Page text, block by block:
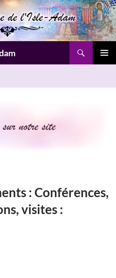
:Conférences,
visites: